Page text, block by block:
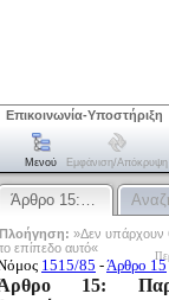
Επικοινωνία-Υποστήριξη
Μενού Εμφάνιση/απόκρυψη
Άρθρο 15:…